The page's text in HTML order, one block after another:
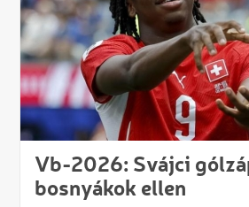
Vb-2026: Svájci
bosnyákok ellen